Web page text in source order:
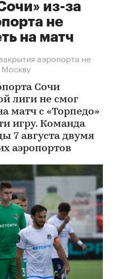
из-за
не
на матч
аэропорта не
Москву
Сочи
лиги не смог
матч с «Торпедо»
игру. Команда
7 августа двумя
аэропортов